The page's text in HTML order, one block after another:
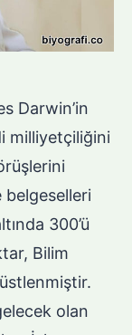
Darwin’in
milliyetçiliğini
300’ü
Bilim
olan